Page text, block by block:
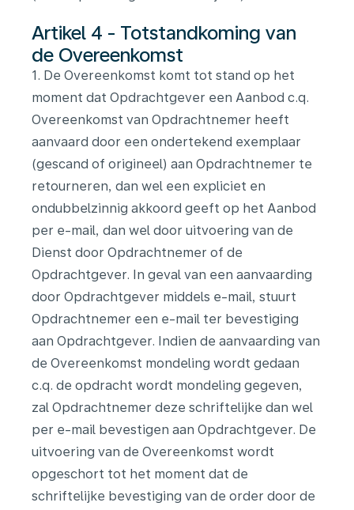
Artikel 4 - Totstandkoming van
de Overeenkomst
1. De Overeenkomst komt tot stand op het
moment dat Opdrachtgever een Aanbod c.q.
Overeenkomst van Opdrachtnemer heeft
aanvaard door een ondertekend exemplaar
(gescand of origineel) aan Opdrachtnemer te
retourneren, dan wel een expliciet en
ondubbelzinnig akkoord geeft op het Aanbod
per e-mail, dan wel door uitvoering van de
Dienst door Opdrachtnemer of de
Opdrachtgever. In geval van een aanvaarding
door Opdrachtgever middels e-mail, stuurt
Opdrachtnemer een e-mail ter bevestiging
aan Opdrachtgever. Indien de aanvaarding van
de Overeenkomst mondeling wordt gedaan
c.q. de opdracht wordt mondeling gegeven,
zal Opdrachtnemer deze schriftelijke dan wel
per e-mail bevestigen aan Opdrachtgever. De
uitvoering van de Overeenkomst wordt
opgeschort tot het moment dat de
schriftelijke bevestiging van de order door de